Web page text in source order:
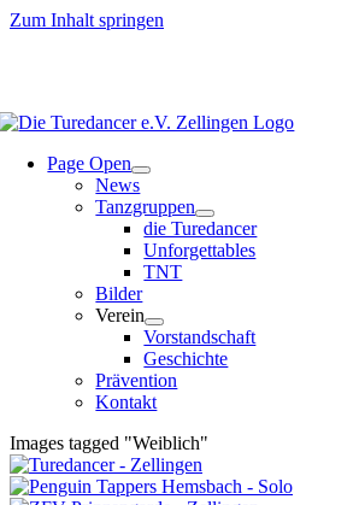
Zum Inhalt springen
Page Open
News
Tanzgruppen
die Turedancer
Unforgettables
TNT
Bilder
Verein
Vorstandschaft
Geschichte
Prävention
Kontakt
Images tagged "Weiblich"